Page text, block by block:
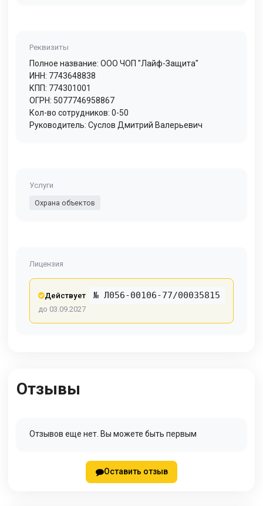
Реквизиты
Полное название: ООО ЧОП "Лайф-Защита"
ИНН: 7743648838
КПП: 774301001
ОГРН: 5077746958867
Кол-во сотрудников: 0-50
Руководитель: Суслов Дмитрий Валерьевич
Услуги
Охрана объектов
Лицензия
Действует № Л056-00106-77/00035815
до 03.09.2027
Отзывы
Отзывов еще нет. Вы можете быть первым
Оставить отзыв